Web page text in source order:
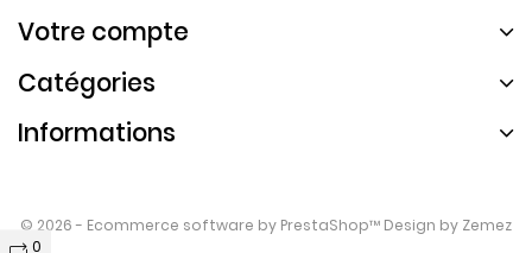
Votre compte
Catégories
Informations
© 2026 - Ecommerce software by PrestaShop™ Design by Zemez
0